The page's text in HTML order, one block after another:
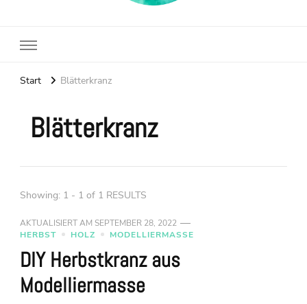
Start Blätterkranz
Blätterkranz
Showing: 1 - 1 of 1 RESULTS
AKTUALISIERT AM SEPTEMBER 28, 2022
HERBST
HOLZ MODELLIERMASSE
DIY Herbstkranz aus
Modelliermasse